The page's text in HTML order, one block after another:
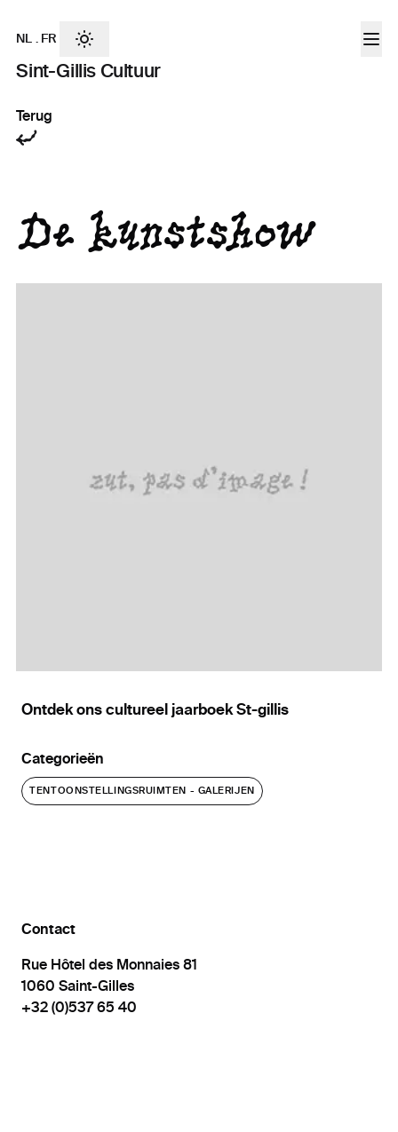
Sint-Gillis Cultuur
NL . FR
Terug
De kunstshow
Ontdek ons cultureel jaarboek St-gillis
Categorieën
TENTOONSTELLINGSRUIMTEN - GALERIJEN
Contact
Rue Hôtel des Monnaies 81
1060 Saint-Gilles
+32 (0)537 65 40